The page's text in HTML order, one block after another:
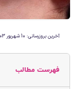
آخرین بروزرسانی: 10 شهریور 1403
فهرست مطالب